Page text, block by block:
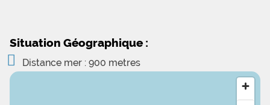
Situation Géographique :
Distance mer : 900 metres